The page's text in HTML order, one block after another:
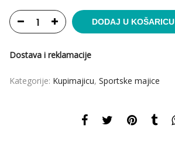
DODAJ U KOŠARICU
Dostava i reklamacije
Kategorije: Kupimajicu, Sportske majice